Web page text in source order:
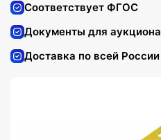
Соответствует ФГОС
Документы для аукциона
Доставка по всей России